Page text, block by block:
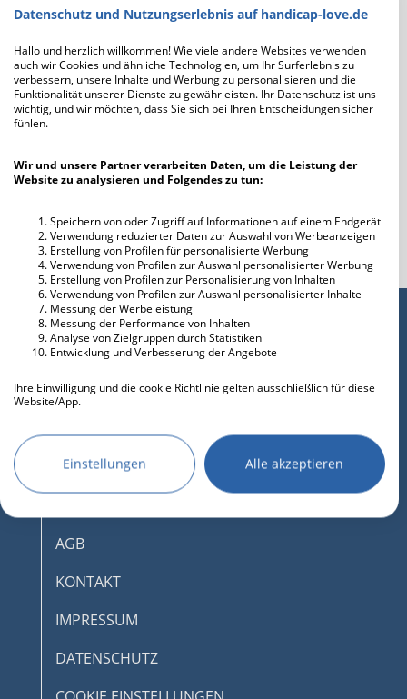
Datenschutz und Nutzungserlebnis auf handicap-love.de
Hallo und herzlich willkommen! Wie viele andere Websites verwenden
auch wir Cookies und ähnliche Technologien, um Ihr Surferlebnis zu
verbessern, unsere Inhalte und Werbung zu personalisieren und die
Funktionalität unserer Dienste zu gewährleisten. Ihr Datenschutz ist uns
wichtig, und wir möchten, dass Sie sich bei Ihren Entscheidungen sicher
fühlen.
Wir und unsere Partner verarbeiten Daten, um die Leistung der
Website zu analysieren und Folgendes zu tun:
Speichern von oder Zugriff auf Informationen auf einem Endgerät
Verwendung reduzierter Daten zur Auswahl von Werbeanzeigen
Erstellung von Profilen für personalisierte Werbung
Verwendung von Profilen zur Auswahl personalisierter Werbung
Erstellung von Profilen zur Personalisierung von Inhalten
Verwendung von Profilen zur Auswahl personalisierter Inhalte
Messung der Werbeleistung
Messung der Performance von Inhalten
Analyse von Zielgruppen durch Statistiken
Entwicklung und Verbesserung der Angebote
Ihre Einwilligung und die cookie Richtlinie gelten ausschließlich für diese
Website/App.
Wir nutzen Ihre Daten für folgende Zwecke:
IAB-Verarbeitungszwecke:
Speichern von oder Zugriff auf
Informationen auf einem Endgerät
Verwendung reduzierter Daten zur Auswahl
Werbung
Verwendung von Profilen zur Auswahl
Einstellungen Alle akzeptieren
Um mit thor0891 in Kontakt zu treten und die
Profilfotos scharf zu sehen, musst du dich zuerst
registrieren. Die Anmeldung geht schnell und ist
unverbindlich und kostenlos.
AGB
KONTAKT
IMPRESSUM
DATENSCHUTZ